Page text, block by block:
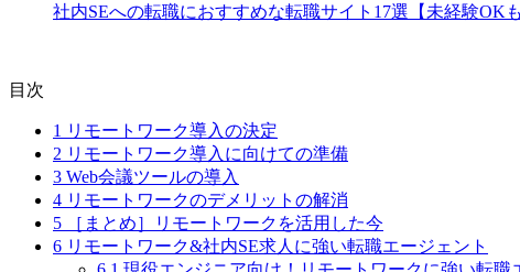
社内SEへの転職におすすめな転職サイト17選【未経験OKも
目次
1 リモートワーク導入の決定
2 リモートワーク導入に向けての準備
3 Web会議ツールの導入
4 リモートワークのデメリットの解消
5 ［まとめ］リモートワークを活用した今
6 リモートワーク&社内SE求人に強い転職エージェント